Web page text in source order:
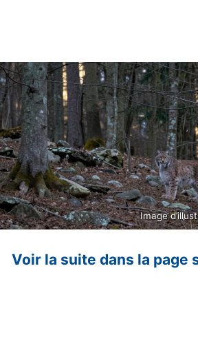
Image
Voir la suite dans la page